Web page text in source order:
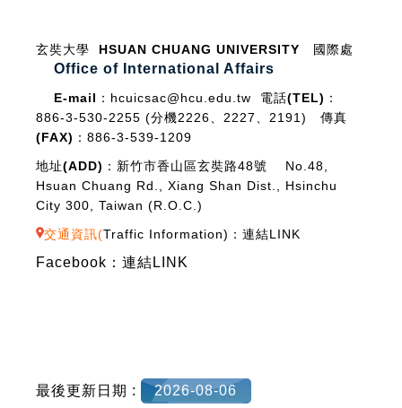
玄奘大學 HSUAN CHUANG UNIVERSITY 國際處
Office of International Affairs
E-mail： hcuicsac@hcu.edu.tw 電話(TEL)：
886-3-530-2255 (分機2226、2227、2191) 傳真
(FAX)： 886-3-539-1209
地址(ADD)： 新竹市香山區玄奘路48號 No.48,
Hsuan Chuang Rd., Xiang Shan Dist., Hsinchu
City 300, Taiwan (R.O.C.)
交通資訊(Traffic Information)： 連結LINK
Facebook： 連結LINK
最後更新日期 : 2026-08-06